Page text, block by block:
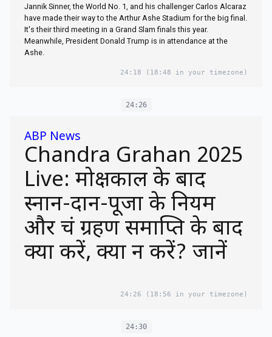
Jannik Sinner, the World No. 1, and his challenger Carlos Alcaraz
have made their way to the Arthur Ashe Stadium for the big final.
It's their third meeting in a Grand Slam finals this year.
Meanwhile, President Donald Trump is in attendance at the
Ashe.
24:18 (18:48 in your timezone)
24:26
ABP News
Chandra Grahan 2025
Live: मोक्षकाल के बाद
स्नान-दान-पूजा के नियम
और चंद्र ग्रहण समाप्ति के बाद
क्या करें, क्या न करें? जानें
24:26 (18:56 in your timezone)
24:30